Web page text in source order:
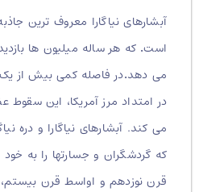
آبشارهای نیاگارا معروف ترین جاذبه
.که هر ساله میلیون ها
می دهد در فاصله کمی بیش از یک ساعت
می کند. آبشارهای نیاگارا و دره
که گردشگران و جسارتها را به خود
قرن نوزدهم و اواسط قرن بیستم،